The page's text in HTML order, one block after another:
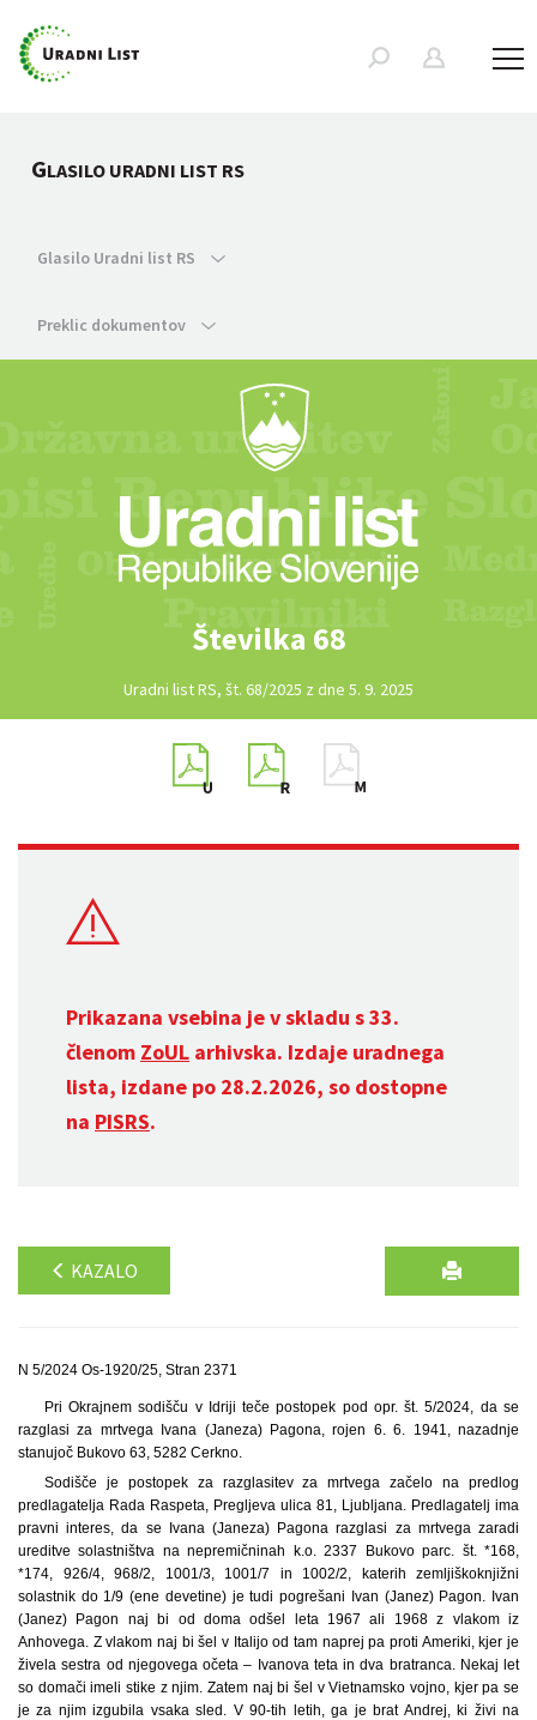
GLASILO URADNI LIST RS
Glasilo Uradni list RS
Preklic dokumentov
Številka 68
Uradni list RS, št. 68/2025 z dne 5. 9. 2025
Prikazana vsebina je v skladu s 33.
členom ZoUL arhivska. Izdaje uradnega
lista, izdane po 28.2.2026, so dostopne
na PISRS.
KAZALO
N 5/2024 Os-1920/25, Stran 2371
Pri Okrajnem sodišču v Idriji teče postopek pod opr. št. 5/2024, da se
razglasi za mrtvega Ivana (Janeza) Pagona, rojen 6. 6. 1941, nazadnje
stanujoč Bukovo 63, 5282 Cerkno.
Sodišče je postopek za razglasitev za mrtvega začelo na predlog
predlagatelja Rada Raspeta, Pregljeva ulica 81, Ljubljana. Predlagatelj ima
pravni interes, da se Ivana (Janeza) Pagona razglasi za mrtvega zaradi
ureditve solastništva na nepremičninah k.o. 2337 Bukovo parc. št. *168,
*174, 926/4, 968/2, 1001/3, 1001/7 in 1002/2, katerih zemljiškoknjižni
solastnik do 1/9 (ene devetine) je tudi pogrešani Ivan (Janez) Pagon. Ivan
(Janez) Pagon naj bi od doma odšel leta 1967 ali 1968 z vlakom iz
Anhovega. Z vlakom naj bi šel v Italijo od tam naprej pa proti Ameriki, kjer je
živela sestra od njegovega očeta – Ivanova teta in dva bratranca. Nekaj let
so domači imeli stike z njim. Zatem naj bi šel v Vietnamsko vojno, kjer pa se
je za njim izgubila vsaka sled. V 90-tih letih, ga je brat Andrej, ki živi na